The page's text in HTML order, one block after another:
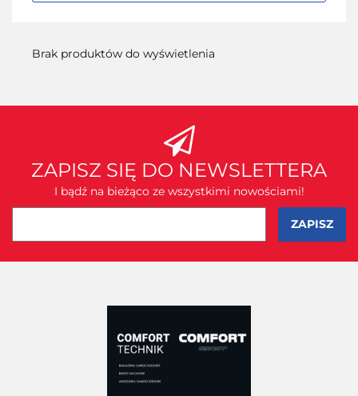
Brak produktów do wyświetlenia
ZAPISZ SIĘ DO NEWSLETTERA
I bądź na bieżąco ze wszystkimi nowościami!